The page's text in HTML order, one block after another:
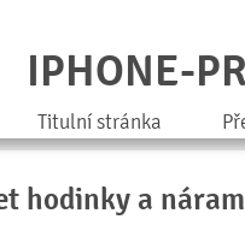
IPHONE-
Titulní stránka
hodinky a